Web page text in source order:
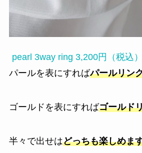
pearl 3way ring 3,200円（税込）
パールを表にすればパールリン
ゴールドを表にすればゴールド
半々で出せはどっちも楽しめま